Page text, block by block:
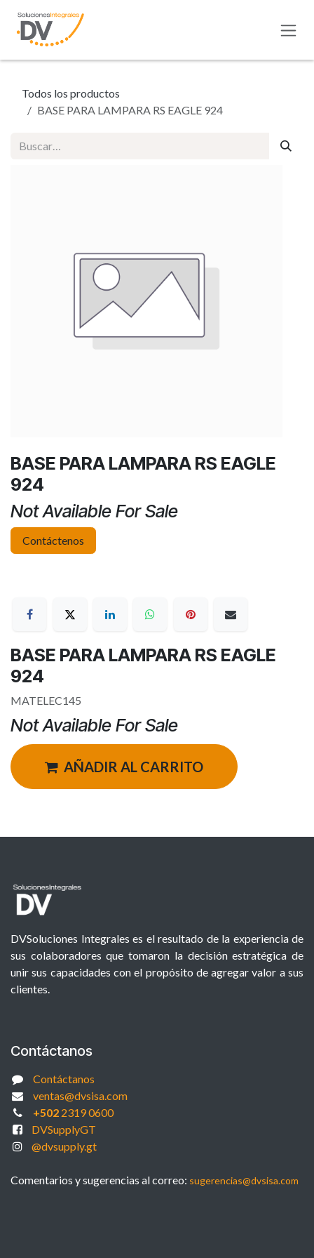
Todos los productos
BASE PARA LAMPARA RS EAGLE 924
BASE PARA LAMPARA RS EAGLE
924
Not Available For Sale
Contáctenos
BASE PARA LAMPARA RS EAGLE
924
MATELEC145
Not Available For Sale
AÑADIR AL CARRITO
DVSoluciones Integrales es el resultado de la experiencia de
sus colaboradores que tomaron la decisión estratégica de
unir sus capacidades con el propósito de agregar valor a sus
clientes.
Contáctanos
Contáctanos
ventas@dvsisa.com
+5022319 0600
DVSupplyGT
@dvsupply.gt
Comentarios y sugerencias al correo: sugerencias@dvsisa.com